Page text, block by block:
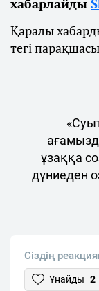
Қаралы
тегі
ұзаққа
дүниеден
Сіздің
Ұнайды 2